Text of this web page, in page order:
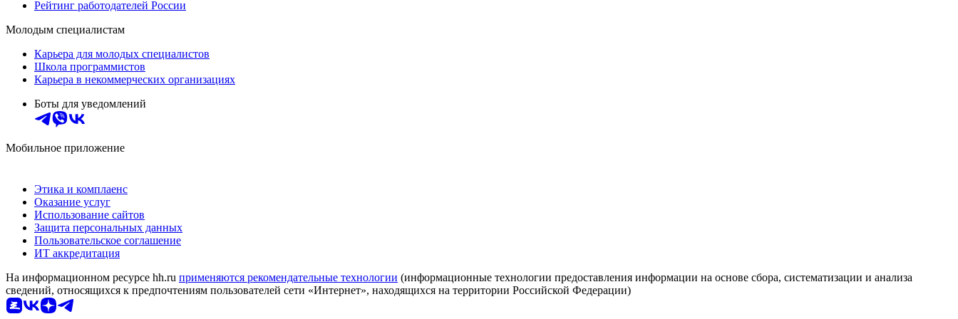
Рейтинг работодателей России
Молодым специалистам
Карьера для молодых специалистов
Школа программистов
Карьера в некоммерческих организациях
Боты для уведомлений
Мобильное приложение
Этика и комплаенс
Оказание услуг
Использование сайтов
Защита персональных данных
Пользовательское соглашение
ИТ аккредитация
На информационном ресурсе hh.ru применяются рекомендательные технологии (информационные технологии предоставления информации на основе сбора, систематизации и анализа
сведений, относящихся к предпочтениям пользователей сети «Интернет», находящихся на территории Российской Федерации)